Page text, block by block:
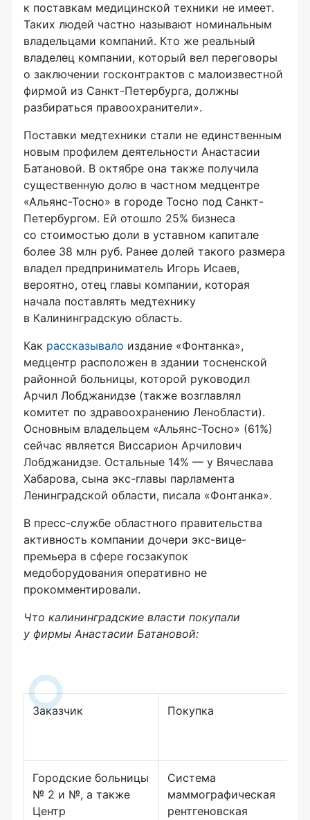
к поставкам медицинской техники не имеет.
Таких людей частно называют номинальным
владельцами компаний. Кто же реальный
владелец компании, который вел переговоры
о заключении госконтрактов с малоизвестной
фирмой из Санкт-Петербурга, должны
разбираться правоохранители».
Поставки медтехники стали не единственным
новым профилем деятельности Анастасии
Батановой. В октябре она также получила
существенную долю в частном медцентре
«Альянс-Тосно» в городе Тосно под Санкт-
Петербургом. Ей отошло 25% бизнеса
со стоимостью доли в уставном капитале
более 38 млн руб. Ранее долей такого размера
владел предприниматель Игорь Исаев,
вероятно, отец главы компании, которая
начала поставлять медтехнику
в Калининградскую область.
Как рассказывало издание «Фонтанка»,
медцентр расположен в здании тосненской
районной больницы, которой руководил
Арчил Лобджанидзе (также возглавлял
комитет по здравоохранению Ленобласти).
Основным владельцем «Альянс-Тосно» (61%)
сейчас является Виссарион Арчилович
Лобджанидзе. Остальные 14% — у Вячеслава
Хабарова, сына экс-главы парламента
Ленинградской области, писала «Фонтанка».
В пресс-службе областного правительства
активность компании дочери экс-вице-
премьера в сфере госзакупок
медоборудования оперативно не
прокомментировали.
Что калининградские власти покупали
у фирмы Анастасии Батановой:
Заказчик Покупка
Городские больницы
№ 2 и №, а также
Центр
Система
маммографическая
рентгеновская